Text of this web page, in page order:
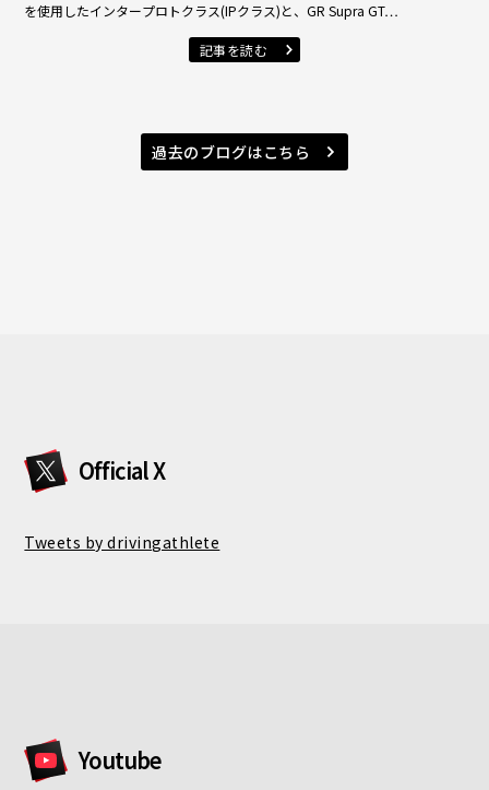
を使用したインタープロトクラス(IPクラス)と、GR Supra GT…
記事を読む
過去のブログはこちら
Official X
Tweets by drivingathlete
Youtube